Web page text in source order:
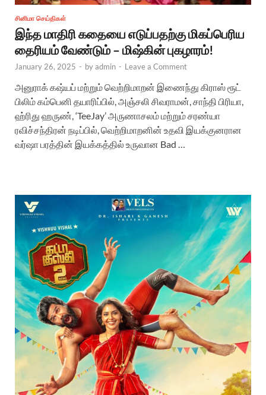
சினிமா செய்திகள்
இந்த மாதிரி கதையை எடுப்பதற்கு மிகப்பெரிய
தைரியம் வேண்டும் – மிஷ்கின் புகழாரம்!
January 26, 2025 - byadmin - Leave a Comment
அனுராக் கஷ்யப் மற்றும் வெற்றிமாறன் இணைந்து கிராஸ் ரூட்
பிலிம் கம்பெனி தயாரிப்பில், அஞ்சலி சிவராமன், சாந்தி பிரியா,
ஹ்ரிது ஹருண், ‘TeeJay’ அருணாசலம் மற்றும் சரண்யா
ரவிச்சந்திரன் நடிப்பில், வெற்றிமாறனின் உதவி இயக்குனரான
வர்ஷா பரத்தின் இயக்கத்தில் உருவான Bad …